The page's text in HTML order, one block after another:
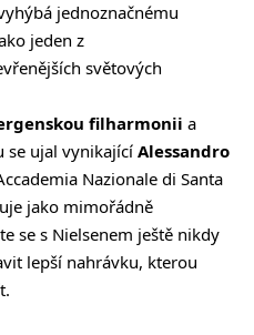
jednoznačnému
jeden z
světových
filharmonii a
se ujal vynikající Alessandro
Nazionale di Santa
jako mimořádně
se s Nielsenem ještě nikdy
lepší nahrávku, kterou